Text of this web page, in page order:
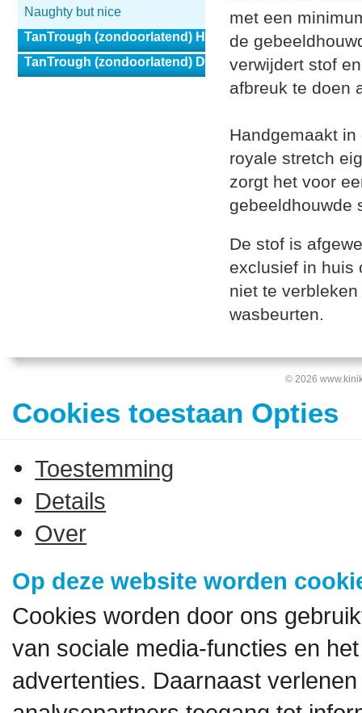
Naughty but nice
TanTrough (zondoorlatend) Heren
TanTrough (zondoorlatend) Dames
met een
de
verwijdert stof
afbreuk te doen
Handgemaakt
royale stretch
zorgt het voor
gebeeldhouwde
De stof is
exclusief in huis
niet te
wasbeurten.
© 2026
Cookies toestaan Opties
Toestemming
Details
Over
Op deze website worden
Cookies worden door ons
van sociale media-functies en
advertenties. Daarnaast